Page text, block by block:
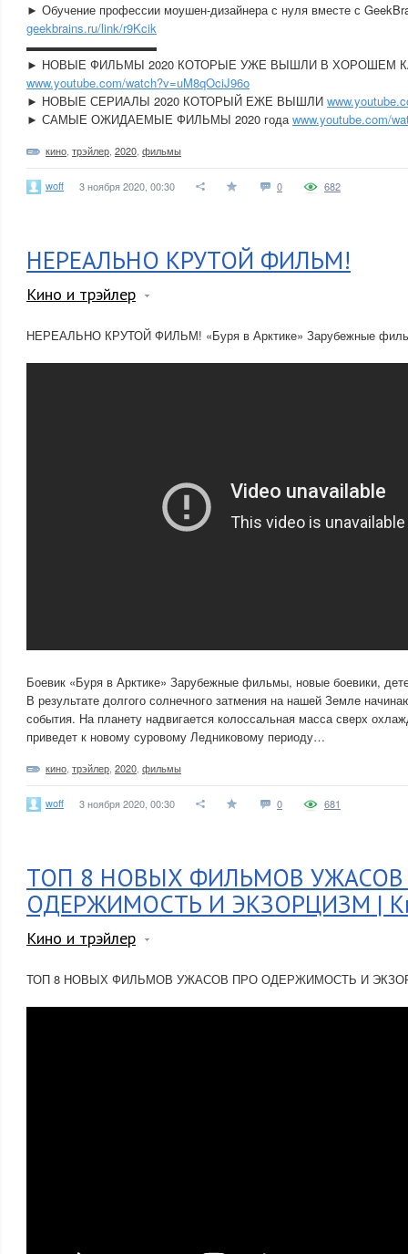
► Обучение профессии моушен-дизайнера с нуля вместе с
geekbrains.ru/link/r9Kcik
▬▬▬▬▬▬▬▬▬▬▬
► НОВЫЕ ФИЛЬМЫ 2020 КОТОРЫЕ УЖЕ ВЫШЛИ В ХОРОШЕМ
www.youtube.com/watch?v=uM8qOciJ96o
► НОВЫЕ СЕРИАЛЫ 2020 КОТОРЫЙ ЕЖЕ ВЫШЛИ
► САМЫЕ ОЖИДАЕМЫЕ ФИЛЬМЫ 2020 годаwww.youtube.com/
кино трэйлер 2020 фильмы
woff 3 ноября 2020, 00:30 0 682
НЕРЕАЛЬНО КРУТОЙ ФИЛЬМ!
Кино и трэйлер
НЕРЕАЛЬНО КРУТОЙ ФИЛЬМ! «Буря в Арктике» Зарубежные
Боевик «Буря в Арктике» Зарубежные фильмы, новые боевики,
В результате долгого солнечного затмения на нашей Земле
события. На планету надвигается колоссальная масса сверх
приведет к новому суровому Ледниковому периоду…
кино трэйлер 2020 фильмы
woff 3 ноября 2020, 00:30 0 681
ТОП 8 НОВЫХ ФИЛЬМОВ
ОДЕРЖИМОСТЬ И ЭКЗОРЦИЗМ |
Кино и трэйлер
ТОП 8 НОВЫХ ФИЛЬМОВ УЖАСОВ ПРО ОДЕРЖИМОСТЬ И